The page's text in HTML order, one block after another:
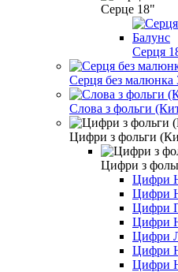
Серце 18"
Серця
Серця без малюнка
Слова з фольги
Цифри з фольги
Цифри з
Цифри
Цифри
Цифри
Цифри
Цифри
Цифри
Цифри